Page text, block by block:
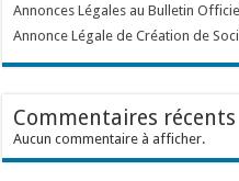
Annonces Légales au Bulletin
Annonce Légale de Création de
Commentaires récents
Aucun commentaire à afficher.